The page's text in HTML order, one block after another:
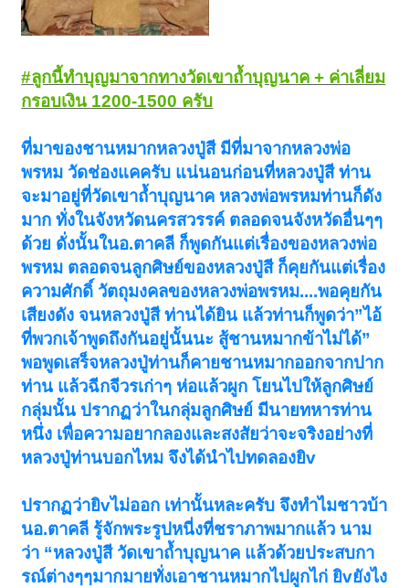
#ลูกนี้ทำบุญมาจากทางวัดเขาถ้ำบุญนาค + ค่าเลี่ยม
กรอบเงิน 1200-1500 ครับ
ที่มาของชานหมากหลวงปู่สี มีที่มาจากหลวงพ่อ
พรหม วัดช่องแคครับ แน่นอนก่อนที่หลวงปู่สี ท่าน
จะมาอยู่ที่วัดเขาถ้ำบุญนาค หลวงพ่อพรหมท่านก็ดัง
มาก ทั่งในจังหวัดนครสวรรค์ ตลอดจนจังหวัดอื่นๆๆ
ด้วย ดั่งนั้นในอ.ตาคลี ก็พูดกันแต่เรื่องของหลวงพ่อ
พรหม ตลอดจนลูกศิษย์ของหลวงปู่สี ก็คุยกันแต่เรื่อง
ความศักดิ์ วัตถุมงคลของหลวงพ่อพรหม....พอคุยกัน
เสียงดัง จนหลวงปู่สี ท่านได้ยิน แล้วท่านก็พูดว่า”ไอ้
ที่พวกเจ้าพูดถึงกันอยู่นั้นนะ สู้ชานหมากข้าไม่ได้”
พอพูดเสร็จหลวงปู่ท่านก็คายชานหมากออกจากปาก
ท่าน แล้วฉีกจีวรเก่าๆ ห่อแล้วผูก โยนไปให้ลูกศิษย์
กลุ่มนั้น ปรากฏว่าในกลุ่มลูกศิษย์ มีนายทหารท่าน
หนึ่ง เพื่อความอยากลองและสงสัยว่าจะจริงอย่างที่
หลวงปู่ท่านบอกไหม จึงได้นำไปทดลองยิv
ปรากฏว่ายิvไม่ออก เท่านั้นหละครับ จึงทำไมชาวบ้า
นอ.ตาคลี รู้จักพระรูปหนี่งที่ชราภาพมากแล้ว นาม
ว่า “หลวงปู่สี วัดเขาถ้ำบุญนาค แล้วด้วยประสบกา
รณ์ต่างๆๆมากมายทั่งเอาชานหมากไปผูกไก่ ยิvยังไง